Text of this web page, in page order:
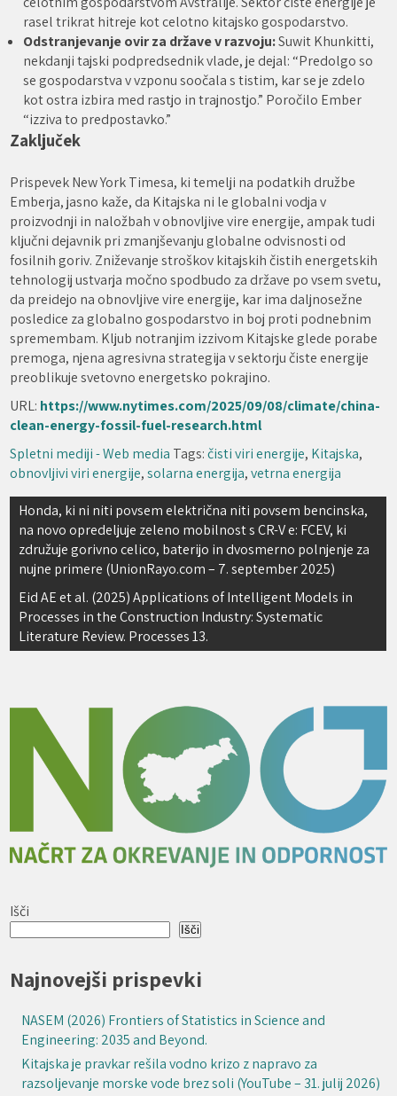
rasel trikrat hitreje kot celotno kitajsko gospodarstvo.
Odstranjevanje ovir za države v razvoju:Suwit Khunkitti,
nekdanji tajski podpredsednik vlade, je dejal: “Predolgo so
se gospodarstva v vzponu soočala s tistim, kar se je zdelo
kot ostra izbira med rastjo in trajnostjo.” Poročilo Ember
“izziva to predpostavko.”
Zaključek
Prispevek New York Timesa, ki temelji na podatkih družbe
Emberja, jasno kaže, da Kitajska ni le globalni vodja v
proizvodnji in naložbah v obnovljive vire energije, ampak tudi
ključni dejavnik pri zmanjševanju globalne odvisnosti od
fosilnih goriv. Zniževanje stroškov kitajskih čistih energetskih
tehnologij ustvarja močno spodbudo za države po vsem svetu,
da preidejo na obnovljive vire energije, kar ima daljnosežne
posledice za globalno gospodarstvo in boj proti podnebnim
spremembam. Kljub notranjim izzivom Kitajske glede porabe
premoga, njena agresivna strategija v sektorju čiste energije
preoblikuje svetovno energetsko pokrajino.
URL: https://www.nytimes.com/2025/09/08/climate/china-
clean-energy-fossil-fuel-research.html
Spletni mediji - Web media Tags:čisti viri energije, Kitajska,
obnovljivi viri energije,solarna energija,vetrna energija
Navigacija
prispevka
Honda, ki ni niti povsem električna niti povsem bencinska,
na novo opredeljuje zeleno mobilnost s CR-V e: FCEV, ki
združuje gorivno celico, baterijo in dvosmerno polnjenje za
nujne primere (UnionRayo.com – 7. september 2025)
Eid AE et al. (2025) Applications of Intelligent Models in
Processes in the Construction Industry: Systematic
Literature Review. Processes 13.
Išči
Išči
Najnovejši prispevki
NASEM (2026) Frontiers of Statistics in Science and
Engineering: 2035 and Beyond.
Kitajska je pravkar rešila vodno krizo z napravo za
razsoljevanje morske vode brez soli (YouTube – 31. julij 2026)